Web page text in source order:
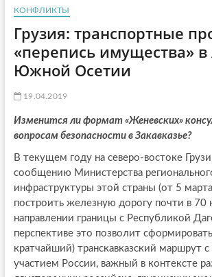
КОНФЛИКТЫ
Грузия: транспортные
«перепись имущества» в
Южной Осетии
19.04.2019
Изменится ли формат «Женевских»
вопросам безопасности в Закавказье?
В текущем году на северо-востоке
сообщению Министерства
инфраструктуры этой страны (от 5
построить железную дорогу почти в 70
направлении границы с Республикой
перспективе это позволит
кратчайший) транскавказский маршрут
участием России, важный в контексте